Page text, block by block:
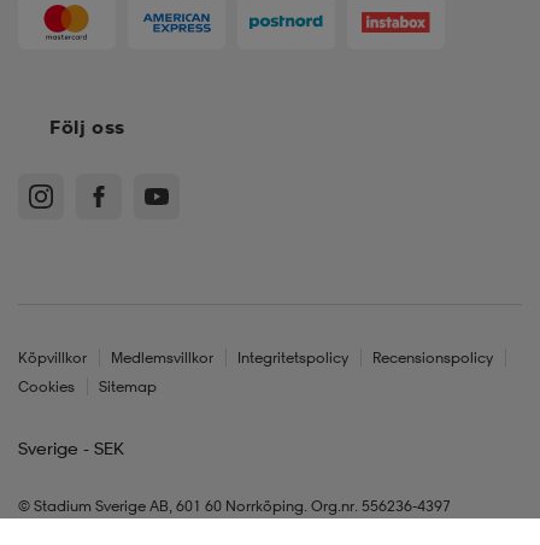
Följ oss
Köpvillkor Medlemsvillkor Integritetspolicy
Recensionspolicy
Cookies
Sitemap
Sverige - SEK
© Stadium Sverige AB, 601 60 Norrköping. Org.nr. 556236-4397